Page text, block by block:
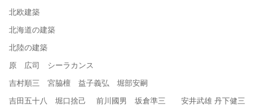
北欧建築
北海道の建築
北陸の建築
原 広司 シーラカンス
吉村順三 宮脇檀 益子義弘 堀部安嗣
吉田五十八 堀口捨己 前川國男 坂倉準三 安井武雄 丹下健三